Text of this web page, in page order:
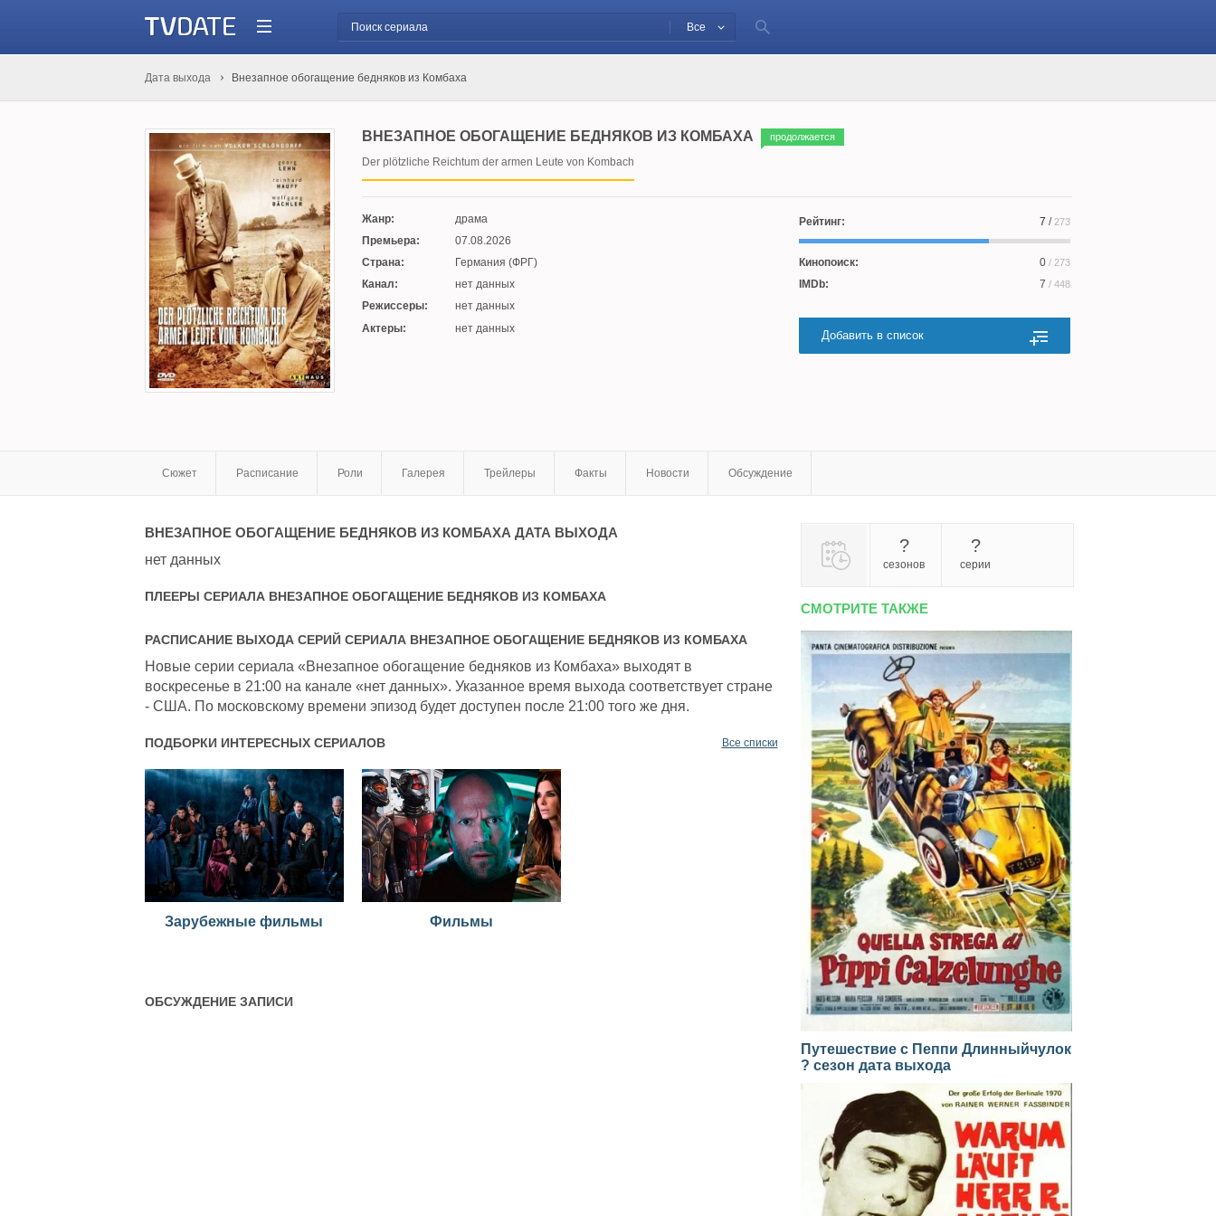
Все
Дата выхода Внезапное обогащение бедняков из Комбаха
ВНЕЗАПНОЕ ОБОГАЩЕНИЕ БЕДНЯКОВ ИЗ КОМБАХА продолжается
Der plötzliche Reichtum der armen Leute von Kombach
Жанр:
драма
Премьера:
07.08.2026
Страна:
Германия (ФРГ)
Канал:
нет данных
Режиссеры:
нет данных
Актеры:
нет данных
Рейтинг: 7 / 273
Кинопоиск: 0 / 273
IMDb: 7 / 448
Добавить в список
Сюжет Расписание Роли Галерея Трейлеры Факты Новости Обсуждение
ВНЕЗАПНОЕ ОБОГАЩЕНИЕ БЕДНЯКОВ ИЗ КОМБАХА ДАТА ВЫХОДА
нет данных
ПЛЕЕРЫ СЕРИАЛА ВНЕЗАПНОЕ ОБОГАЩЕНИЕ БЕДНЯКОВ ИЗ КОМБАХА
РАСПИСАНИЕ ВЫХОДА СЕРИЙ СЕРИАЛА ВНЕЗАПНОЕ ОБОГАЩЕНИЕ БЕДНЯКОВ ИЗ КОМБАХА
Новые серии сериала «Внезапное обогащение бедняков из Комбаха» выходят в
воскресенье в 21:00 на канале «нет данных». Указанное время выхода соответствует стране
- США. По московскому времени эпизод будет доступен после 21:00 того же дня.
ПОДБОРКИ ИНТЕРЕСНЫХ СЕРИАЛОВ Все списки
Зарубежные фильмы Фильмы
ОБСУЖДЕНИЕ ЗАПИСИ
?
сезонов
?
серии
СМОТРИТЕ ТАКЖЕ
Путешествие с Пеппи Длинныйчулок
? сезон дата выхода